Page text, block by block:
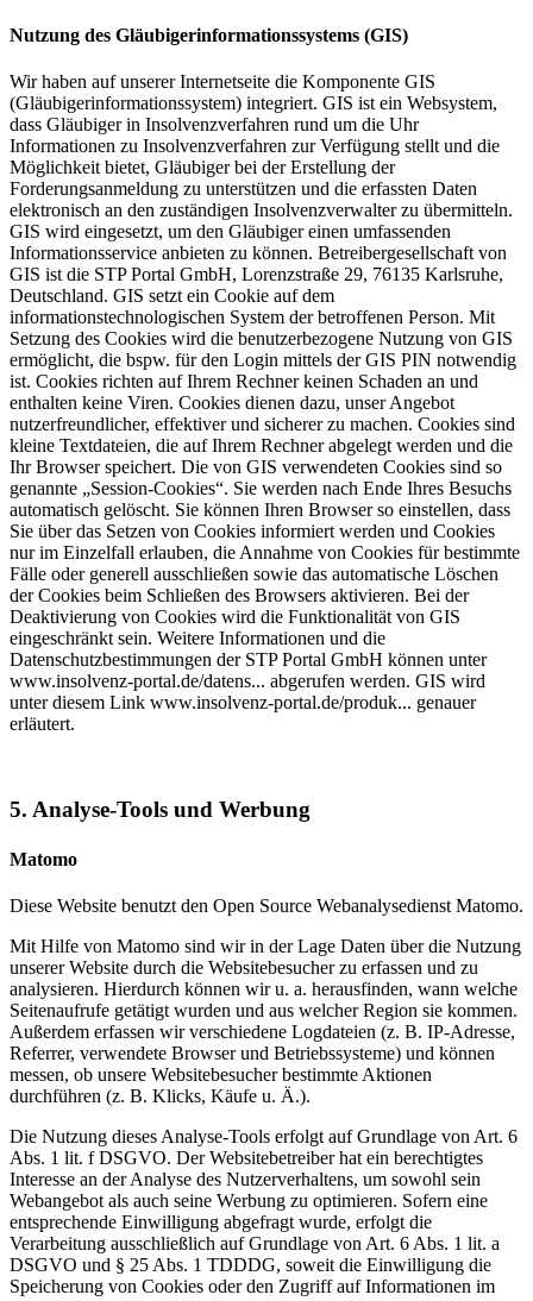
Nutzung des Gläubigerinformationssystems (GIS)
Wir haben auf unserer Internetseite die Komponente GIS
(Gläubigerinformationssystem) integriert. GIS ist ein Websystem,
dass Gläubiger in Insolvenzverfahren rund um die Uhr
Informationen zu Insolvenzverfahren zur Verfügung stellt und die
Möglichkeit bietet, Gläubiger bei der Erstellung der
Forderungsanmeldung zu unterstützen und die erfassten Daten
elektronisch an den zuständigen Insolvenzverwalter zu übermitteln.
GIS wird eingesetzt, um den Gläubiger einen umfassenden
Informationsservice anbieten zu können. Betreibergesellschaft von
GIS ist die STP Portal GmbH, Lorenzstraße 29, 76135 Karlsruhe,
Deutschland. GIS setzt ein Cookie auf dem
informationstechnologischen System der betroffenen Person. Mit
Setzung des Cookies wird die benutzerbezogene Nutzung von GIS
ermöglicht, die bspw. für den Login mittels der GIS PIN notwendig
ist. Cookies richten auf Ihrem Rechner keinen Schaden an und
enthalten keine Viren. Cookies dienen dazu, unser Angebot
nutzerfreundlicher, effektiver und sicherer zu machen. Cookies sind
kleine Textdateien, die auf Ihrem Rechner abgelegt werden und die
Ihr Browser speichert. Die von GIS verwendeten Cookies sind so
genannte „Session-Cookies“. Sie werden nach Ende Ihres Besuchs
automatisch gelöscht. Sie können Ihren Browser so einstellen, dass
Sie über das Setzen von Cookies informiert werden und Cookies
nur im Einzelfall erlauben, die Annahme von Cookies für bestimmte
Fälle oder generell ausschließen sowie das automatische Löschen
der Cookies beim Schließen des Browsers aktivieren. Bei der
Deaktivierung von Cookies wird die Funktionalität von GIS
eingeschränkt sein. Weitere Informationen und die
Datenschutzbestimmungen der STP Portal GmbH können unter
www.insolvenz-portal.de/datens... abgerufen werden. GIS wird
unter diesem Link www.insolvenz-portal.de/produk... genauer
erläutert.
5. Analyse-Tools und Werbung
Matomo
Diese Website benutzt den Open Source Webanalysedienst Matomo.
Mit Hilfe von Matomo sind wir in der Lage Daten über die Nutzung
unserer Website durch die Websitebesucher zu erfassen und zu
analysieren. Hierdurch können wir u. a. herausfinden, wann welche
Seitenaufrufe getätigt wurden und aus welcher Region sie kommen.
Außerdem erfassen wir verschiedene Logdateien (z. B. IP-Adresse,
Referrer, verwendete Browser und Betriebssysteme) und können
messen, ob unsere Websitebesucher bestimmte Aktionen
durchführen (z. B. Klicks, Käufe u. Ä.).
Die Nutzung dieses Analyse-Tools erfolgt auf Grundlage von Art. 6
Abs. 1 lit. f DSGVO. Der Websitebetreiber hat ein berechtigtes
Interesse an der Analyse des Nutzerverhaltens, um sowohl sein
Webangebot als auch seine Werbung zu optimieren. Sofern eine
entsprechende Einwilligung abgefragt wurde, erfolgt die
Verarbeitung ausschließlich auf Grundlage von Art. 6 Abs. 1 lit. a
DSGVO und § 25 Abs. 1 TDDDG, soweit die Einwilligung die
Speicherung von Cookies oder den Zugriff auf Informationen im